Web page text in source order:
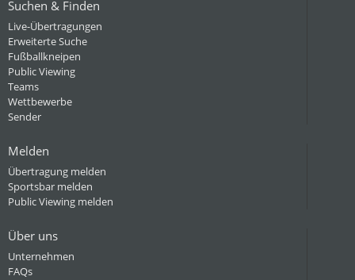
Suchen & Finden
Live-Übertragungen
Erweiterte Suche
Fußballkneipen
Public Viewing
Teams
Wettbewerbe
Sender
Melden
Übertragung melden
Sportsbar melden
Public Viewing melden
Über uns
Unternehmen
FAQs